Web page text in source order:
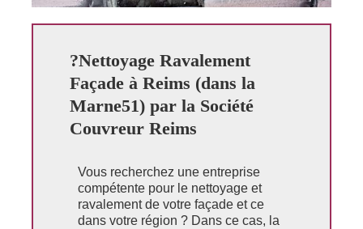
?Nettoyage Ravalement
Façade à Reims (dans la
Marne51) par la Société
Couvreur Reims
Vous recherchez une entreprise
compétente pour le nettoyage et
ravalement de votre façade et ce
dans votre région ? Dans ce cas, la